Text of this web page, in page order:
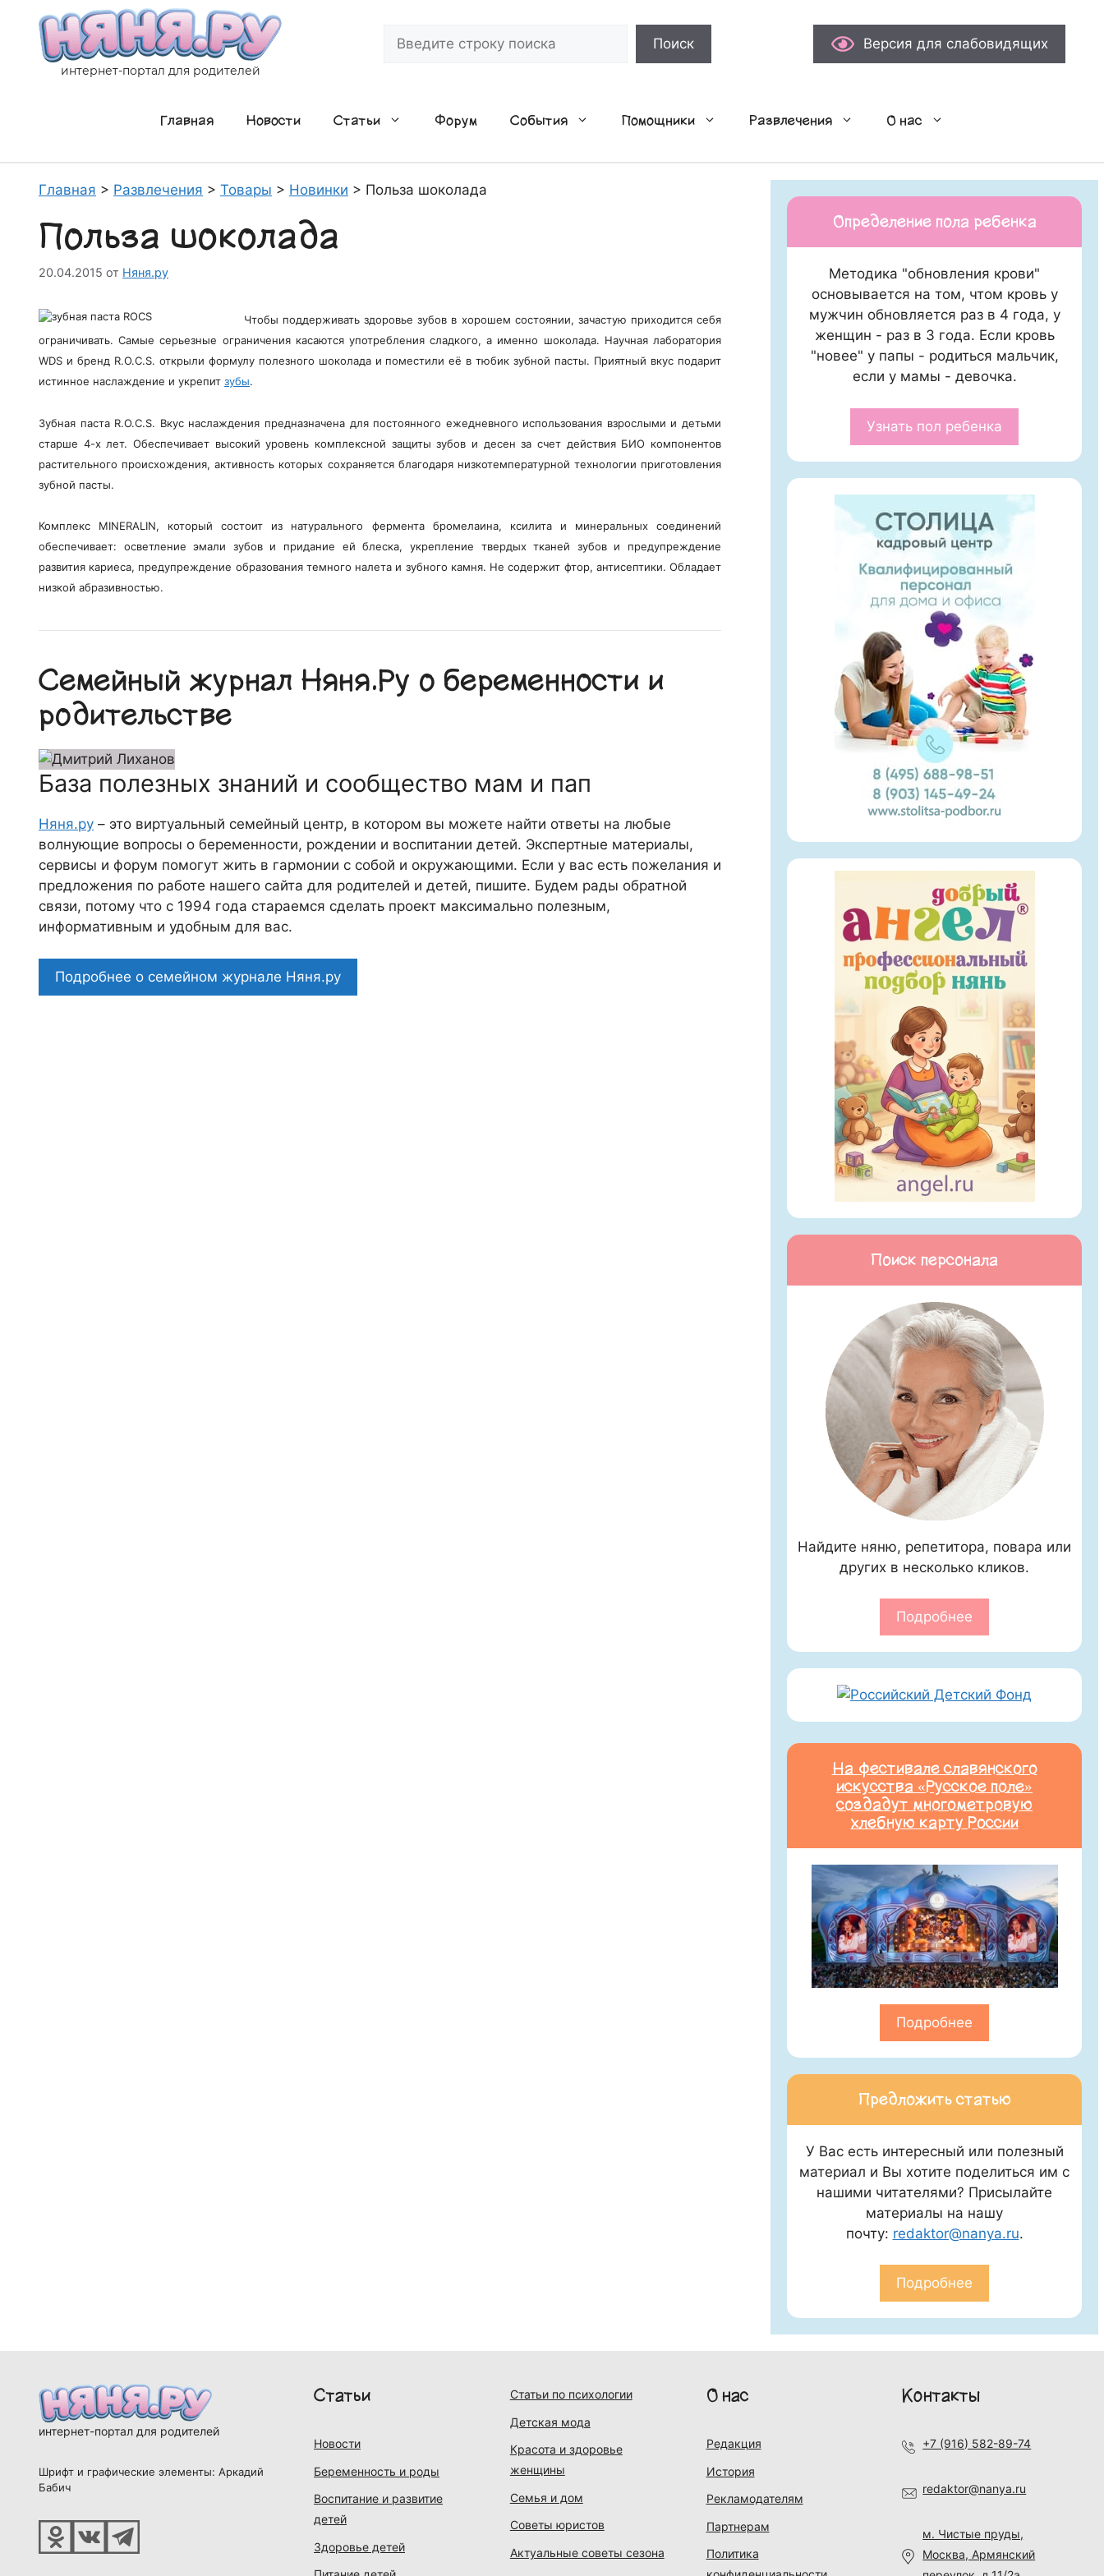
содержимому
интернет-портал для родителей
Поиск Версия для слабовидящих
Главная Новости Статьи Форум События Помощники Развлечения О нас
Главная > Развлечения > Товары > Новинки > Польза шоколада
Польза шоколада
20.04.2015 от Няня.ру
Чтобы поддерживать здоровье зубов в хорошем состоянии, зачастую приходится себя
ограничивать. Самые серьезные ограничения касаются употребления сладкого, а именно шоколада. Научная лаборатория
WDS и бренд R.O.C.S. открыли формулу полезного шоколада и поместили её в тюбик зубной пасты. Приятный вкус подарит
истинное наслаждение и укрепит зубы.
Зубная паста R.O.C.S. Вкус наслаждения предназначена для постоянного ежедневного использования взрослыми и детьми
старше 4-х лет. Обеспечивает высокий уровень комплексной защиты зубов и десен за счет действия БИО компонентов
растительного происхождения, активность которых сохраняется благодаря низкотемпературной технологии приготовления
зубной пасты.
Комплекс MINERALIN, который состоит из натурального фермента бромелаина, ксилита и минеральных соединений
обеспечивает: осветление эмали зубов и придание ей блеска, укрепление твердых тканей зубов и предупреждение
развития кариеса, предупреждение образования темного налета и зубного камня. Не содержит фтор, антисептики. Обладает
низкой абразивностью.
Семейный журнал Няня.Ру о беременности и
родительстве
База полезных знаний и сообщество мам и пап
Няня.ру – это виртуальный семейный центр, в котором вы можете найти ответы на любые
волнующие вопросы о беременности, рождении и воспитании детей. Экспертные материалы,
сервисы и форум помогут жить в гармонии с собой и окружающими. Если у вас есть пожелания и
предложения по работе нашего сайта для родителей и детей, пишите. Будем рады обратной
связи, потому что c 1994 года стараемся сделать проект максимально полезным,
информативным и удобным для вас.
Подробнее о семейном журнале Няня.ру
Определение пола ребенка
Методика "обновления крови"
основывается на том, чтом кровь у
мужчин обновляется раз в 4 года, у
женщин - раз в 3 года. Если кровь
"новее" у папы - родиться мальчик,
если у мамы - девочка.
Узнать пол ребенка
Поиск персонала
Найдите няню, репетитора, повара или
других в несколько кликов.
Подробнее
На фестивале славянского
искусства «Русское поле»
создадут многометровую
хлебную карту России
Подробнее
Предложить статью
У Вас есть интересный или полезный
материал и Вы хотите поделиться им с
нашими читателями? Присылайте
материалы на нашу
почту: redaktor@nanya.ru.
Подробнее
интернет-портал для родителей
Шрифт и графические элементы: Аркадий
Бабич
Статьи
Новости
Беременность и роды
Воспитание и развитие
детей
Здоровье детей
Статьи по психологии
Детская мода
Красота и здоровье
женщины
Семья и дом
Советы юристов
Актуальные советы сезона
О нас
Редакция
История
Рекламодателям
Партнерам
Политика
Контакты
+7 (916) 582-89-74
redaktor@nanya.ru
м. Чистые пруды,
Москва, Армянский